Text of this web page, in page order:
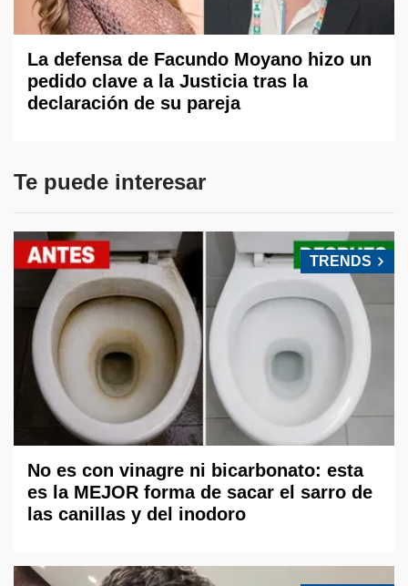
La defensa de Facundo Moyano hizo un
pedido clave a la Justicia tras la
declaración de su pareja
Te puede interesar
TRENDS
No es con vinagre ni bicarbonato: esta
es la MEJOR forma de sacar el sarro de
las canillas y del inodoro